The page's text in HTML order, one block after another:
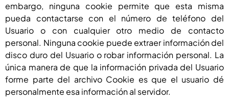
embargo, ninguna cookie permite que esta misma
pueda contactarse con el número de teléfono del
Usuario o con cualquier otro medio de contacto
personal. Ninguna cookie puede extraer información del
disco duro del Usuario o robar información personal. La
única manera de que la información privada del Usuario
forme parte del archivo Cookie es que el usuario dé
personalmente esa información al servidor.